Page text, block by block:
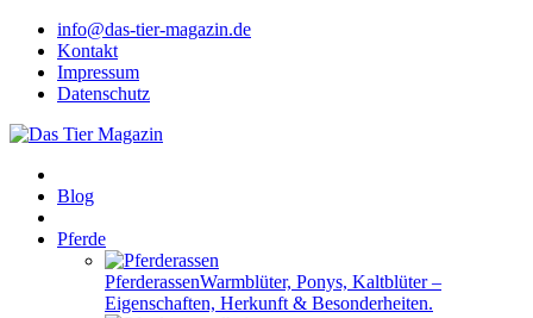
info@das-tier-magazin.de
Kontakt
Impressum
Datenschutz
Blog
Pferde
PferderassenWarmblüter, Ponys, Kaltblüter –
Eigenschaften, Herkunft & Besonderheiten.